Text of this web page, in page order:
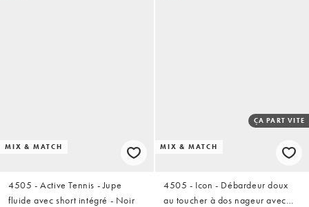
MIX & MATCH
4505 - Active Tennis - Jupe
fluide avec short intégré - Noir
MIX & MATCH
ÇA PART VITE
4505 - Icon - Débardeur doux
au toucher à dos nageur avec